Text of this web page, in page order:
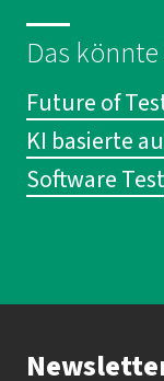
Das
Future of
KI basierte
Software Test
Ihr